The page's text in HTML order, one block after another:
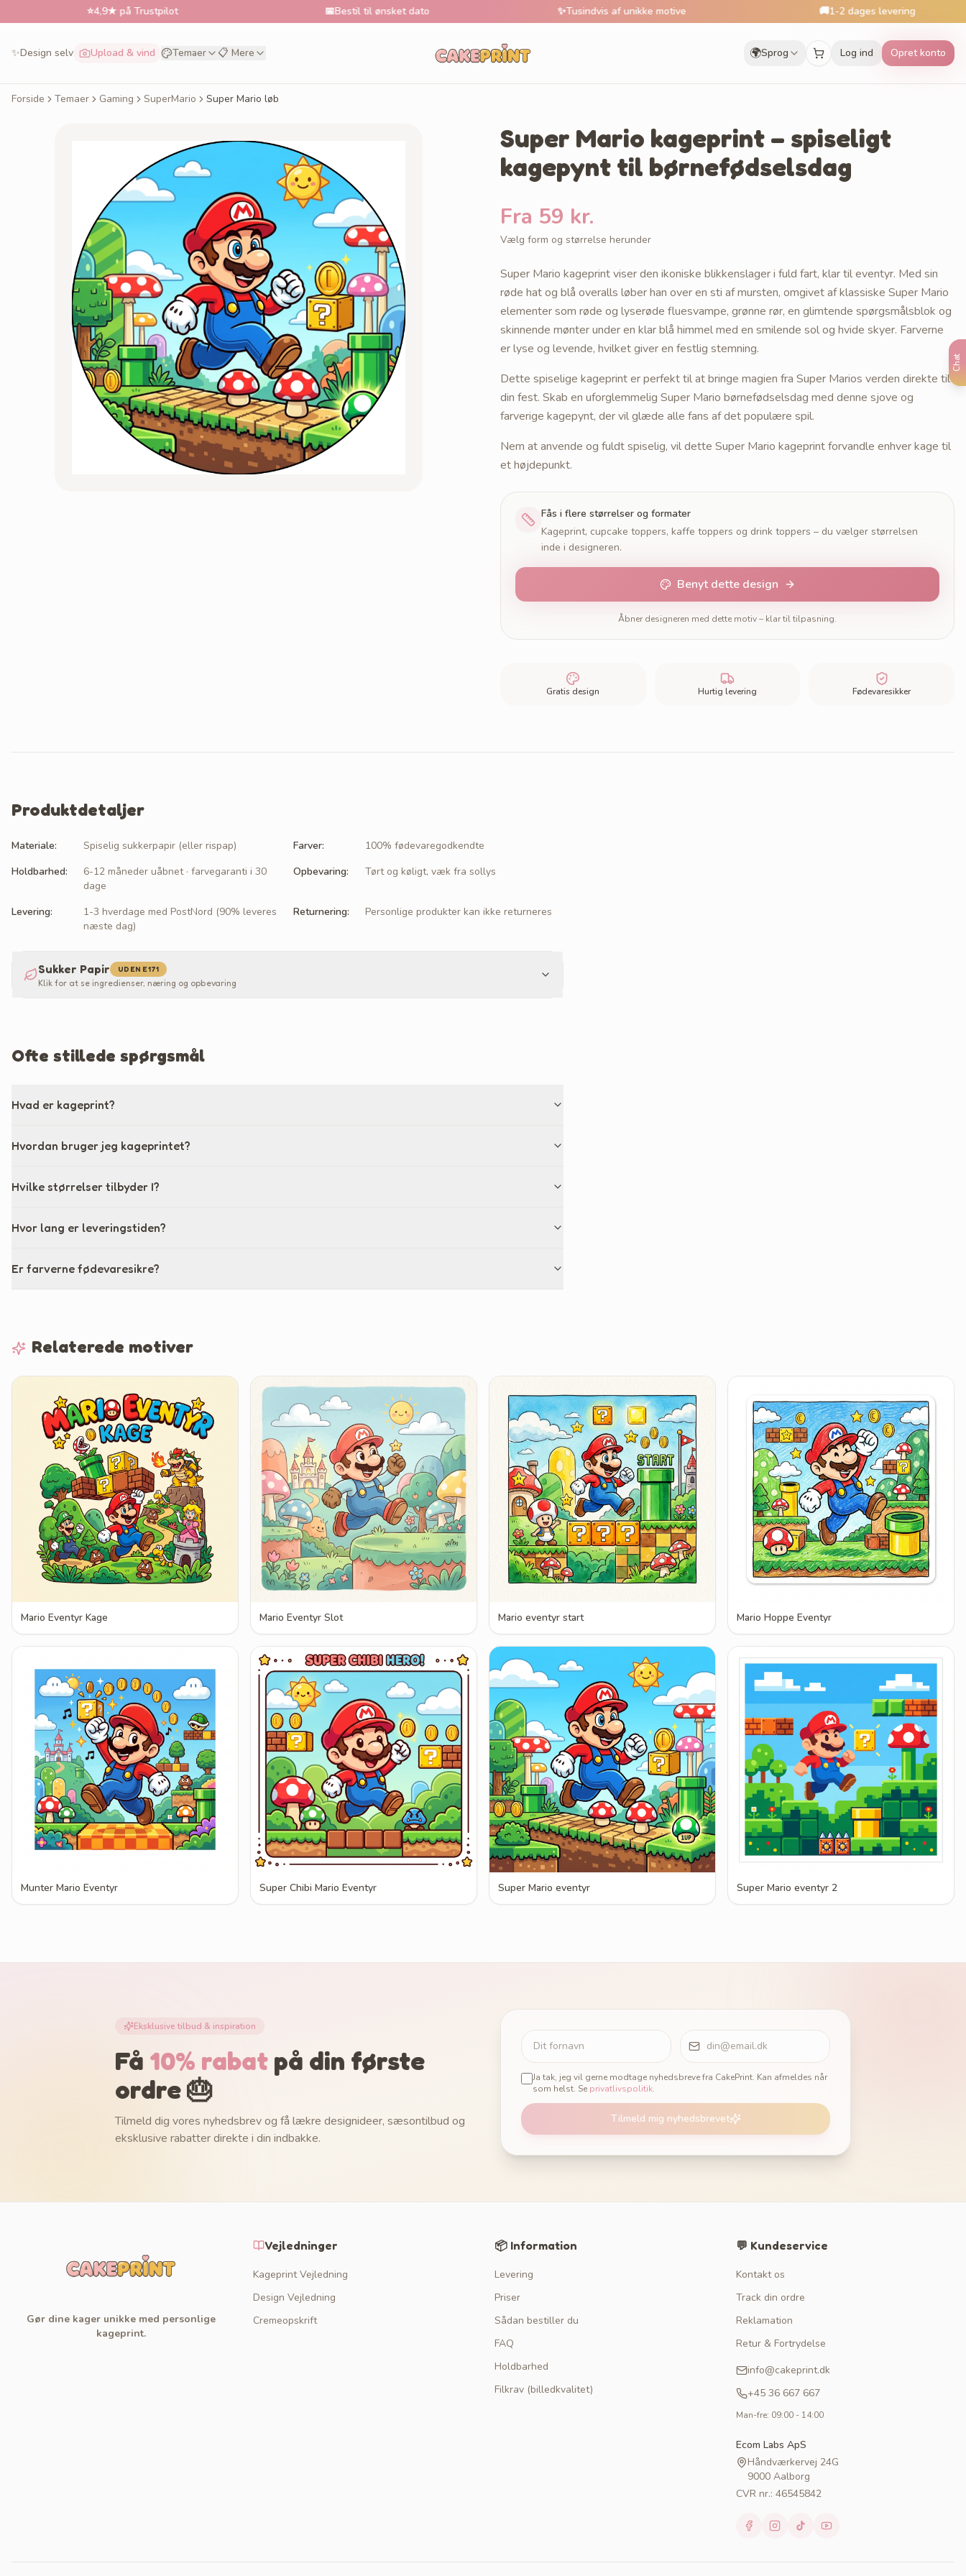
Chat
4,9★ på Trustpilot Bestil til ønsket dato Tusindvis af unikke motive 1-2 dages levering
✨Design selv Upload & vind Temaer 📋 Mere 🌍Sprog Log ind Opret konto
Forside Temaer Gaming SuperMario Super Mario løb
Super Mario kageprint – spiseligt
kagepynt til børnefødselsdag
Fra 59 kr.
Vælg form og størrelse herunder
Super Mario kageprint viser den ikoniske blikkenslager i fuld fart, klar til eventyr. Med sin
røde hat og blå overalls løber han over en sti af mursten, omgivet af klassiske Super Mario
elementer som røde og lyserøde fluesvampe, grønne rør, en glimtende spørgsmålsblok og
skinnende mønter under en klar blå himmel med en smilende sol og hvide skyer. Farverne
er lyse og levende, hvilket giver en festlig stemning.
Dette spiselige kageprint er perfekt til at bringe magien fra Super Marios verden direkte til
din fest. Skab en uforglemmelig Super Mario børnefødselsdag med denne sjove og
farverige kagepynt, der vil glæde alle fans af det populære spil.
Nem at anvende og fuldt spiselig, vil dette Super Mario kageprint forvandle enhver kage til
et højdepunkt.
Fås i flere størrelser og formater
Kageprint, cupcake toppers, kaffe toppers og drink toppers – du vælger størrelsen
inde i designeren.
Benyt dette design
Åbner designeren med dette motiv – klar til tilpasning.
Gratis design Hurtig levering Fødevaresikker
Produktdetaljer
Materiale: Spiselig sukkerpapir (eller rispap) Farver:
100% fødevaregodkendte
Holdbarhed:
6-12 måneder uåbnet · farvegaranti i 30
dage
Opbevaring: Tørt og køligt, væk fra sollys
Levering:
1-3 hverdage med PostNord (90% leveres
næste dag)
Returnering: Personlige produkter kan ikke returneres
Sukker Papir UDEN E171
Klik for at se ingredienser, næring og opbevaring
Ofte stillede spørgsmål
Hvad er kageprint?
Hvordan bruger jeg kageprintet?
Hvilke størrelser tilbyder I?
Hvor lang er leveringstiden?
Er farverne fødevaresikre?
Relaterede motiver
Mario Eventyr Kage Mario Eventyr Slot Mario eventyr start Mario Hoppe Eventyr
Munter Mario Eventyr Super Chibi Mario Eventyr Super Mario eventyr Super Mario eventyr 2
Eksklusive tilbud & inspiration
Få 10% rabat på din første
ordre 🎂
Tilmeld dig vores nyhedsbrev og få lækre designideer, sæsontilbud og
eksklusive rabatter direkte i din indbakke.
Ja tak, jeg vil gerne modtage nyhedsbreve fra CakePrint. Kan afmeldes når
som helst. Se privatlivspolitik.
Tilmeld mig nyhedsbrevet
Gør dine kager unikke med personlige
kageprint.
Vejledninger
Kageprint Vejledning
Design Vejledning
Cremeopskrift
📦 Information
Levering
Priser
Sådan bestiller du
FAQ
Holdbarhed
Filkrav (billedkvalitet)
💬 Kundeservice
Kontakt os
Track din ordre
Reklamation
Retur & Fortrydelse
info@cakeprint.dk
+45 36 667 667
Man-fre: 09:00 - 14:00
Ecom Labs ApS
Håndværkervej 24G
9000 Aalborg
CVR nr.: 46545842